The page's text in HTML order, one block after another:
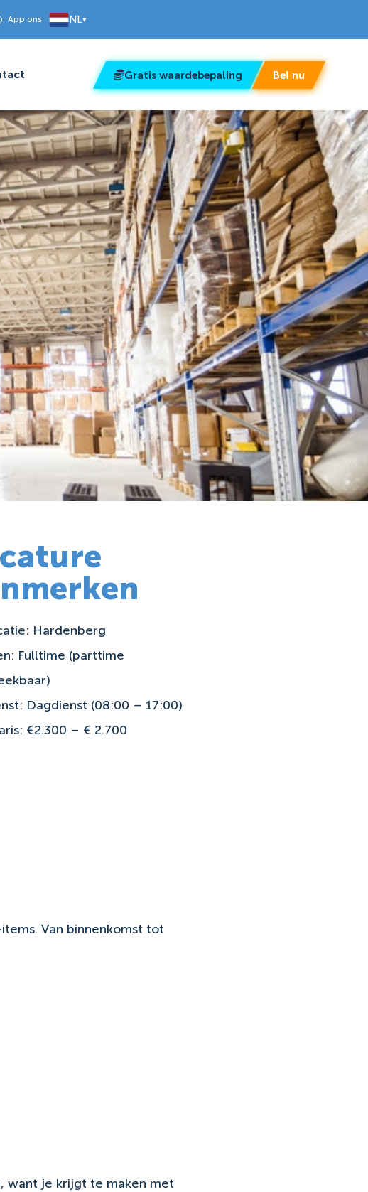
App ons NL▾
Gratis waardebepaling Bel nu
Hardenberg
Fulltime (parttime
Dagdienst (08:00 – 17:00)
€2.300 – € 2.700
Van binnenkomst tot
want je krijgt te maken met